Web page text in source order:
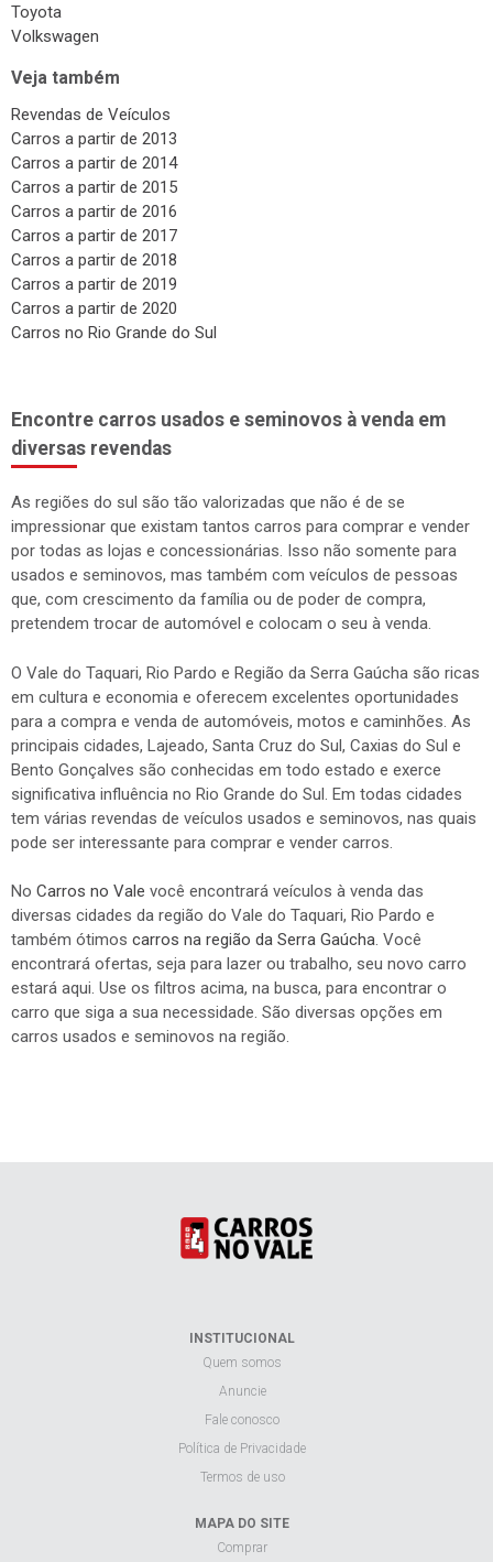
Toyota
Volkswagen
Veja também
Revendas de Veículos
Carros a partir de 2013
Carros a partir de 2014
Carros a partir de 2015
Carros a partir de 2016
Carros a partir de 2017
Carros a partir de 2018
Carros a partir de 2019
Carros a partir de 2020
Carros no Rio Grande do Sul
Encontre carros usados e seminovos à venda em
diversas revendas
As regiões do sul são tão valorizadas que não é de se
impressionar que existam tantos carros para comprar e vender
por todas as lojas e concessionárias. Isso não somente para
usados e seminovos, mas também com veículos de pessoas
que, com crescimento da família ou de poder de compra,
pretendem trocar de automóvel e colocam o seu à venda.
O Vale do Taquari, Rio Pardo e Região da Serra Gaúcha são ricas
em cultura e economia e oferecem excelentes oportunidades
para a compra e venda de automóveis, motos e caminhões. As
principais cidades, Lajeado, Santa Cruz do Sul, Caxias do Sul e
Bento Gonçalves são conhecidas em todo estado e exerce
significativa influência no Rio Grande do Sul. Em todas cidades
tem várias revendas de veículos usados e seminovos, nas quais
pode ser interessante para comprar e vender carros.
No Carros no Vale você encontrará veículos à venda das
diversas cidades da região do Vale do Taquari, Rio Pardo e
também ótimos carros na região da Serra Gaúcha. Você
encontrará ofertas, seja para lazer ou trabalho, seu novo carro
estará aqui. Use os filtros acima, na busca, para encontrar o
carro que siga a sua necessidade. São diversas opções em
carros usados e seminovos na região.
INSTITUCIONAL
Quem somos
Anuncie
Fale conosco
Política de Privacidade
Termos de uso
MAPA DO SITE
Comprar